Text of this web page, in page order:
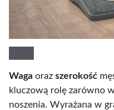
Waga oraz szerokość
kluczową rolę zarówno
noszenia. Wyrażana w